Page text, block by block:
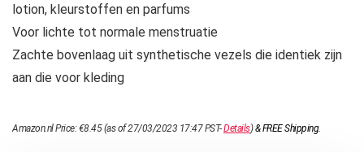
lotion, kleurstoffen en parfums
Voor lichte tot normale menstruatie
Zachte bovenlaag uit synthetische vezels die identiek zijn
aan die voor kleding
Amazon.nl Price:€8.45(as of 27/03/2023 17:47 PST-Details)&FREE Shipping.